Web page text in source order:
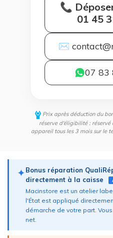
📞
01 45
✉
07 83
Prix après déduction du
réserve d'éligibilité :
appareil tous les 3 mois sur le
✦Bonus réparation
directement à la caisse
Macinstore est un atelier
l'État est appliqué
démarche de votre part.
net.